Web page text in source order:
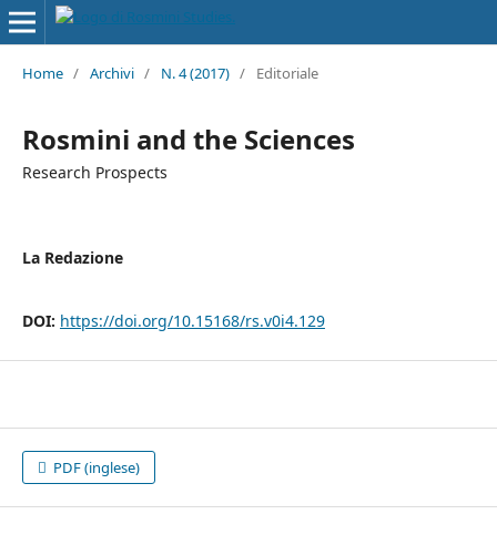
Home / Archivi / N. 4 (2017) / Editoriale
Rosmini and the Sciences
Research Prospects
La Redazione
DOI: https://doi.org/10.15168/rs.v0i4.129
PDF (inglese)